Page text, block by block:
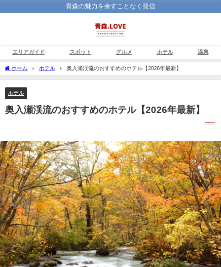
青森の魅力を余すことなく発信
エリアガイド スポット グルメ ホテル 温泉
ホーム ホテル 奥入瀬渓流のおすすめのホテル【2026年最新】
ホテル
奥入瀬渓流のおすすめのホテル【2026年最新】